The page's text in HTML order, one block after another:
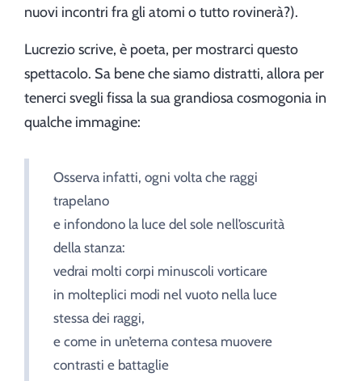
nuovi incontri fra gli atomi o tutto rovinerà?).
Lucrezio scrive, è poeta, per mostrarci questo
spettacolo. Sa bene che siamo distratti, allora per
tenerci svegli fissa la sua grandiosa cosmogonia in
qualche immagine:
Osserva infatti, ogni volta che raggi
trapelano
e infondono la luce del sole nell’oscurità
della stanza:
vedrai molti corpi minuscoli vorticare
in molteplici modi nel vuoto nella luce
stessa dei raggi,
e come in un’eterna contesa muovere
contrasti e battaglie